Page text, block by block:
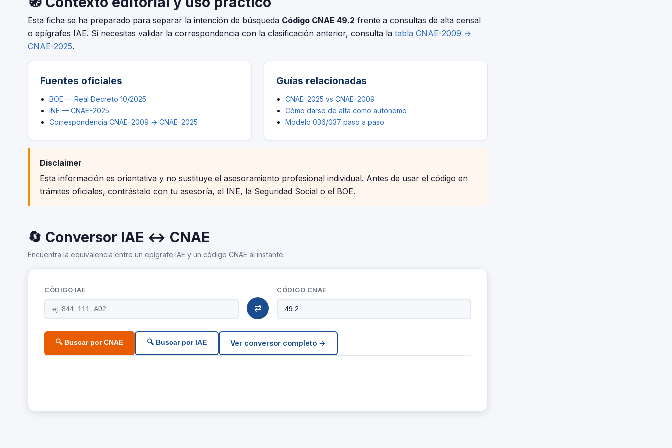
Esta ficha se ha preparado para separar la intención de búsqueda Código CNAE 49.2 frente a consultas de alta censal
o epígrafes IAE. Si necesitas validar la correspondencia con la clasificación anterior, consulta la tabla CNAE-2009 →
CNAE-2025.
Fuentes oficiales
BOE — Real Decreto 10/2025
INE — CNAE-2025
Correspondencia CNAE-2009 → CNAE-2025
Guías relacionadas
CNAE-2025 vs CNAE-2009
Cómo darse de alta como autónomo
Modelo 036/037 paso a paso
Disclaimer
Esta información es orientativa y no sustituye el asesoramiento profesional individual. Antes de usar el código en
trámites oficiales, contrástalo con tu asesoría, el INE, la Seguridad Social o el BOE.
🔄 Conversor IAE ↔ CNAE
Encuentra la equivalencia entre un epígrafe IAE y un código CNAE al instante.
CÓDIGO IAE
⇄
CÓDIGO CNAE
🔍 Buscar por CNAE 🔍 Buscar por IAE Ver conversor completo →